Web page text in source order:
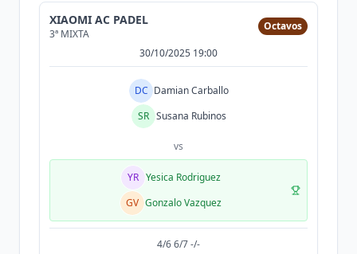
XIAOMI AC PADEL
3ª MIXTA
Octavos
30/10/2025 19:00
DC Damian Carballo
SR Susana Rubinos
vs
YR Yesica Rodriguez
GV Gonzalo Vazquez
4/6 6/7 -/-